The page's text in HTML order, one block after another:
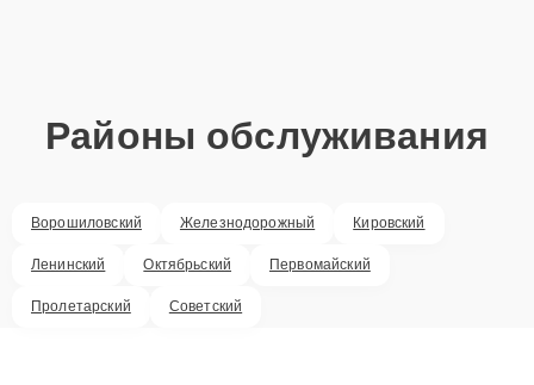
Районы обслуживания
Ворошиловский Железнодорожный Кировский
Ленинский Октябрьский Первомайский
Пролетарский Советский